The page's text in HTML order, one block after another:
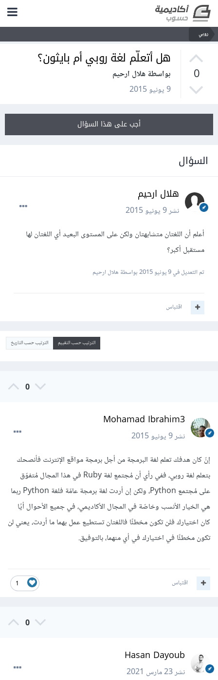
روبي
0
هل أتعلّم لغة روبي أم بايثون؟
بواسطة هلال ارحيم
9 يونيو 2015
أجب على هذا السؤال
السؤال
هلال ارحيم
نشر9 يونيو 2015
أعلم أن اللغتان متشابهتان ولكن على المستوى البعيد أي اللغتان لها
مستقبل أكبر؟
تم التعديل في9 يونيو 2015 بواسطة هلال ارحيم
اقتباس
الترتيب حسب التقييم الترتيب حسب التاريخ
0
Mohamad Ibrahim3
نشر9 يونيو 2015
إنّ كان هدفك تعلم لغة البرمجة من أجل برمجة مواقع الإنترنت فأنصحك
بتعلم لغة روبي، ففي رأي أن مُجتمع لغة Ruby في هذا المجال مُتفوّق
على مُجتمع Python، ولكن إن أردت لغة برمجة عامّة فلغة Python ربما
هي الخيار الأنسب وخاصّة في المجال الأكاديمي، في جميع الأحوال أيًا
كان اختيارك فلن تكون مخطئًا فاللغتان تستطيع عمل بهما ما أردت، يعني لن
تكون مخطئًا في اختيارك في أي منهما، بالتوفيق.
1 اقتباس
0
Hasan Dayoub
نشر23 مارس 2021